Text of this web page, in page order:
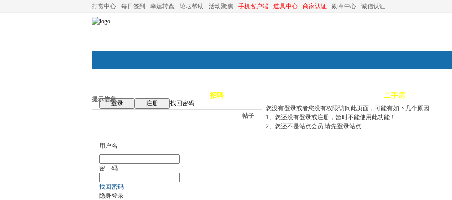
打赏中心 每日签到 幸运转盘 论坛帮助 活动聚焦 手机客户端 道具中心 商家认证 勋章中心 诚信认证
论坛首页 招聘 二手房
登录 注册
找回密码
帖子
提示信息
您没有登录或者您没有权限访问此页面，可能有如下几个原因
1、您还没有登录或注册，暂时不能使用此功能！
2、您还不是站点会员,请先登录站点
用户名
密 码
找回密码
隐身登录